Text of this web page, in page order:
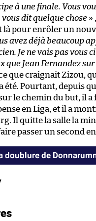
à une finale. Vous
vous dit quelque chose »
pour enrôler un
avez déjà beaucoup
Je ne vais pas vous
que Jean Fernandez
que craignait Zizou,
été. Pourtant, depuis
le chemin du but, il
en Liga, et il a
Il quitte la salle la
passer un second
doublure de